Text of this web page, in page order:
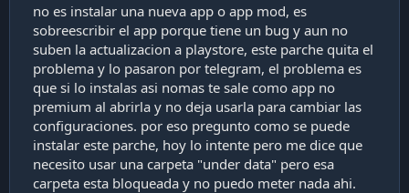
no es instalar una nueva app o app mod, es
sobreescribir el app porque tiene un bug y aun no
suben la actualizacion a playstore, este parche quita el
problema y lo pasaron por telegram, el problema es
que si lo instalas asi nomas te sale como app no
premium al abrirla y no deja usarla para cambiar las
configuraciones. por eso pregunto como se puede
instalar este parche, hoy lo intente pero me dice que
necesito usar una carpeta "under data" pero esa
carpeta esta bloqueada y no puedo meter nada ahi.